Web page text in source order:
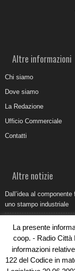
Altre informazioni
Chi siamo
Dove siamo
La Redazione
Ufficio Commerciale
Contatti
Altre notizie
Dall’idea al
uno stampo industriale
Come organizzare e
Umidità di risalita in
Torna il Sun Donato
La presente
coop. - Radio Città
informazioni
122 del Codice in